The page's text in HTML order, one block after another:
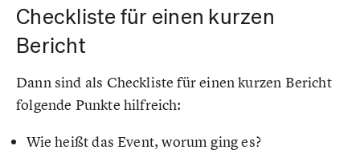
Checkliste für einen kurzen
Bericht
Dann sind als Checkliste für einen kurzen Bericht
folgende Punkte hilfreich:
Wie heißt das Event, worum ging es?